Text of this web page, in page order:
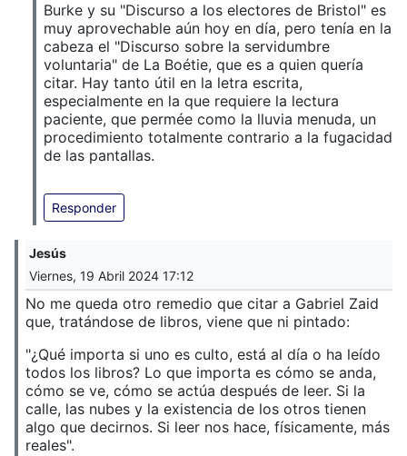
Burke y su "Discurso a los electores de Bristol" es
muy aprovechable aún hoy en día, pero tenía en la
cabeza el "Discurso sobre la servidumbre
voluntaria" de La Boétie, que es a quien quería
citar. Hay tanto útil en la letra escrita,
especialmente en la que requiere la lectura
paciente, que permée como la lluvia menuda, un
procedimiento totalmente contrario a la fugacidad
de las pantallas.
Responder
Jesús
Viernes, 19 Abril 2024 17:12
No me queda otro remedio que citar a Gabriel Zaid
que, tratándose de libros, viene que ni pintado:
"¿Qué importa si uno es culto, está al día o ha leído
todos los libros? Lo que importa es cómo se anda,
cómo se ve, cómo se actúa después de leer. Si la
calle, las nubes y la existencia de los otros tienen
algo que decirnos. Si leer nos hace, físicamente, más
reales".